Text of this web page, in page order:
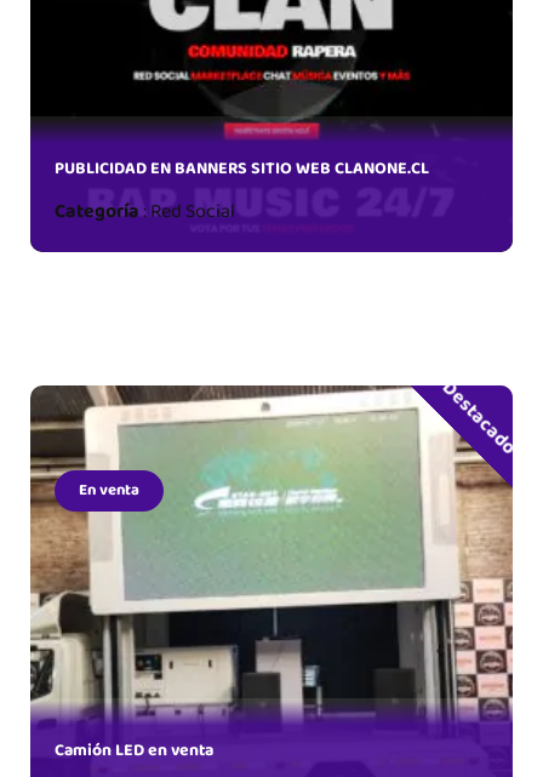
PUBLICIDAD EN BANNERS SITIO WEB CLANONE.CL
Categoría:Red Social
Destacado
En venta
Camión LED en venta